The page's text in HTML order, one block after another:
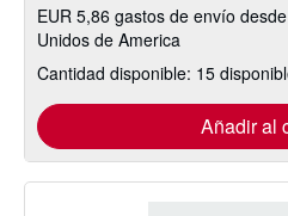
EUR 5,86 gastos de envío
Unidos de America
Cantidad disponible: 15
Añadir al